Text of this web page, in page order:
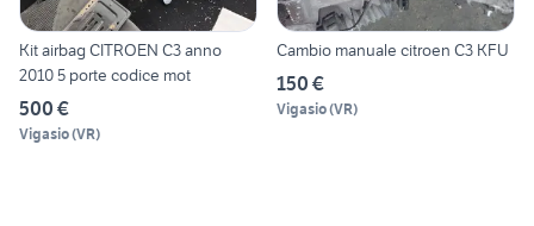
Kit airbag CITROEN C3 anno
2010 5 porte codice mot
500 €
Vigasio(VR)
Cambio manuale citroen C3 KFU
150 €
Vigasio(VR)